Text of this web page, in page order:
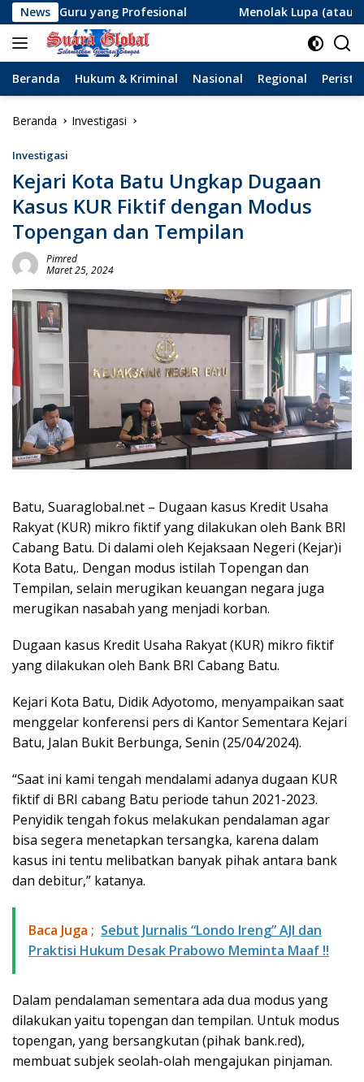
Langsung
ke
konten
News
yang Profesional Menolak Lupa (atau Lupa
Beranda Hukum & Kriminal Nasional Regional
Beranda Investigasi
Investigasi
Kejari Kota Batu Ungkap Dugaan
Kasus KUR Fiktif dengan Modus
Topengan dan Tempilan
Pimred
Maret 25, 2024
Batu, Suaraglobal.net – Dugaan kasus Kredit Usaha
Rakyat (KUR) mikro fiktif yang dilakukan oleh Bank BRI
Cabang Batu. Di dalami oleh Kejaksaan Negeri (Kejar)i
Kota Batu,. Dengan modus istilah Topengan dan
Tempilan, selain merugikan keuangan negara juga
merugikan nasabah yang menjadi korban.
Dugaan kasus Kredit Usaha Rakyat (KUR) mikro fiktif
yang dilakukan oleh Bank BRI Cabang Batu.
Kejari Kota Batu, Didik Adyotomo, menyampaikan saat
menggelar konferensi pers di Kantor Sementara Kejari
Batu, Jalan Bukit Berbunga, Senin (25/04/2024).
“Saat ini kami tengah mendalami adanya dugaan KUR
fiktif di BRI cabang Batu periode tahun 2021-2023.
Penyidik tengah fokus melakukan pendalaman agar
bisa segera menetapkan tersangka, karena dalam
kasus ini tentu melibatkan banyak pihak antara bank
dan debitur,” katanya.
Baca Juga ; Sebut Jurnalis “Londo Ireng” AJI dan
Praktisi Hukum Desak Prabowo Meminta Maaf !!
Dalam pendalaman sementara ada dua modus yang
dilakukan yaitu topengan dan tempilan. Untuk modus
topengan, yang bersangkutan (pihak bank.red),
membuat subjek seolah-olah mengajukan pinjaman.